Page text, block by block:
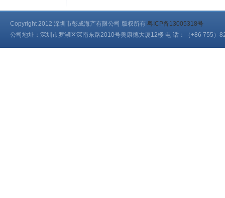
Copyright 2012 深圳市彭成海产有限公司 版权所有 粤ICP备13005318号
公司地址：深圳市罗湖区深南东路2010号奥康德大厦12楼 电 话：（+86 755）